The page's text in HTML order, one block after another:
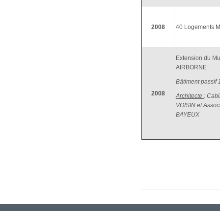
2008 40 Logements
2008
Extension du
AIRBORNE
Bâtiment passif
Architecte :
VOISIN et
BAYEUX